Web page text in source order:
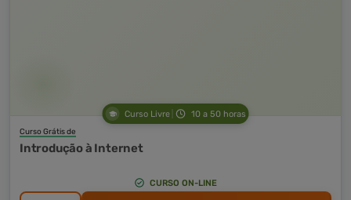
Curso Livre 10 a 50 horas
Curso Grátis de
Introdução à Internet
CURSO ON-LINE